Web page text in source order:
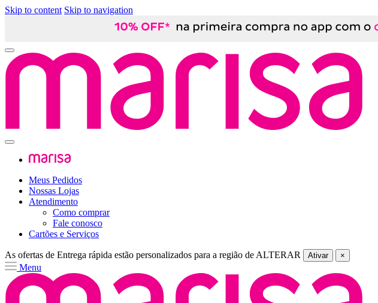
Skip to content Skip to navigation
Meus Pedidos
Nossas Lojas
Atendimento
Como comprar
Fale conosco
Cartões e Serviços
As ofertas de Entrega rápida estão personalizados para a região de ALTERAR Ativar ×
Menu